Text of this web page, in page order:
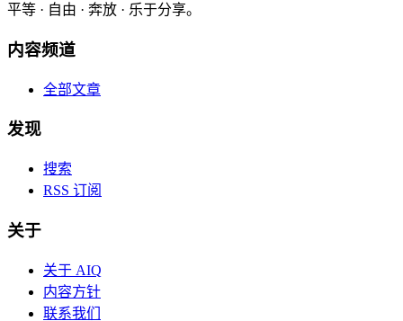
平等 · 自由 · 奔放 · 乐于分享。
内容频道
全部文章
发现
搜索
RSS 订阅
关于
关于 AIQ
内容方针
联系我们